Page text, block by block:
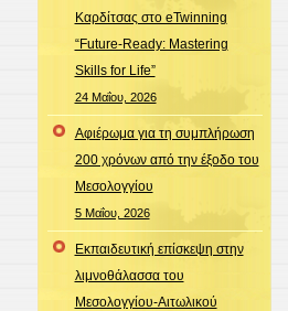
Καρδίτσας στο eTwinning
“Future-Ready: Mastering
Skills for Life”
24 Μαΐου, 2026
Αφιέρωμα για τη συμπλήρωση
200 χρόνων από την έξοδο του
Μεσολογγίου
5 Μαΐου, 2026
Εκπαιδευτική επίσκεψη στην
λιμνοθάλασσα του
Μεσολογγίου-Αιτωλικού